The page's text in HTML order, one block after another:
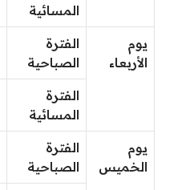
المسائية
يوم
الأربعاء
الفترة
الصباحية
الفترة
المسائية
يوم
الخميس
الفترة
الصباحية